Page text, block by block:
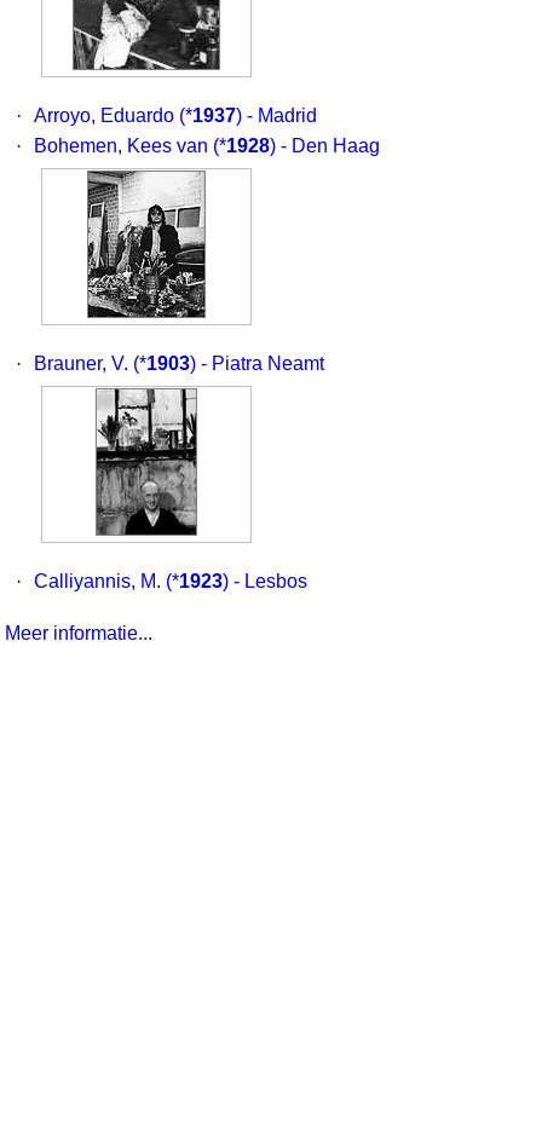
· Arroyo, Eduardo (*1937) - Madrid
·
Bohemen, Kees van (*1928) - Den Haag
· Brauner, V. (*1903) - Piatra Neamt
· Calliyannis, M. (*1923) - Lesbos
Meer informatie...